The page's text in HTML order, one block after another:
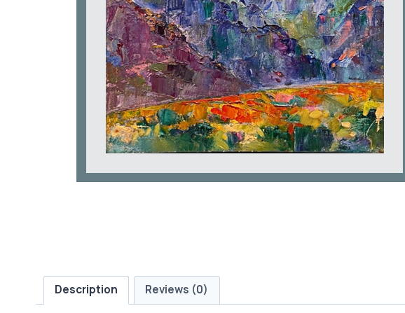
Description Reviews (0)